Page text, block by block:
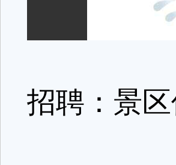
招聘：景